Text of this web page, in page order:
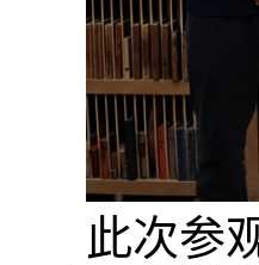
此次参